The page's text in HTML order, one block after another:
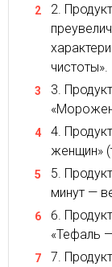
чистоты».
женщин»
минут —
«Тефаль